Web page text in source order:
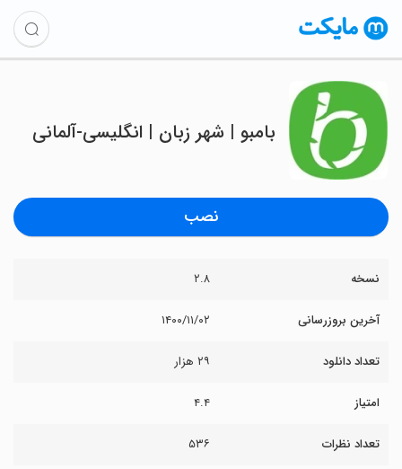
بامبو | شهر زبان | انگلیسی-آلمانی
نصب
نسخه ۲.۸
آخرین بروزرسانی ۱۴۰۰/۱۱/۰۲
تعداد دانلود ۲۹ هزار
امتیاز ۴.۴
تعداد نظرات ۵۳۶